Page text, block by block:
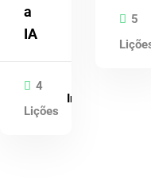
a
IA
4
Lições
Inscrito
5